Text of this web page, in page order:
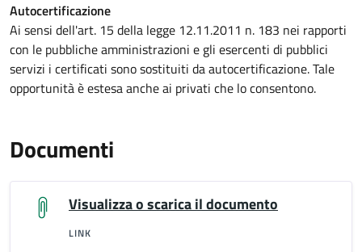
Autocertificazione
Ai sensi dell'art. 15 della legge 12.11.2011 n. 183 nei rapporti
con le pubbliche amministrazioni e gli esercenti di pubblici
servizi i certificati sono sostituiti da autocertificazione. Tale
opportunità è estesa anche ai privati che lo consentono.
Documenti
Visualizza o scarica il documento
LINK